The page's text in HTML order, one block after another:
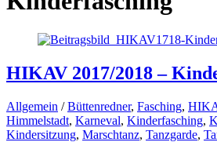
HIKAV 2017/2018 –
Allgemein / Büttenredner, Fasching,
Himmelstadt, Karneval, Kinderfasching,
Kindersitzung, Marschtanz, Tanzgarde,